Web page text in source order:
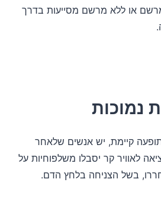
או ללא מרשם מסייעות בדרך
תופעה קיימת, יש אנשים שלאחר
לאוויר קר יסבלו משלפוחיות על
בשל הצניחה בלחץ הדם.